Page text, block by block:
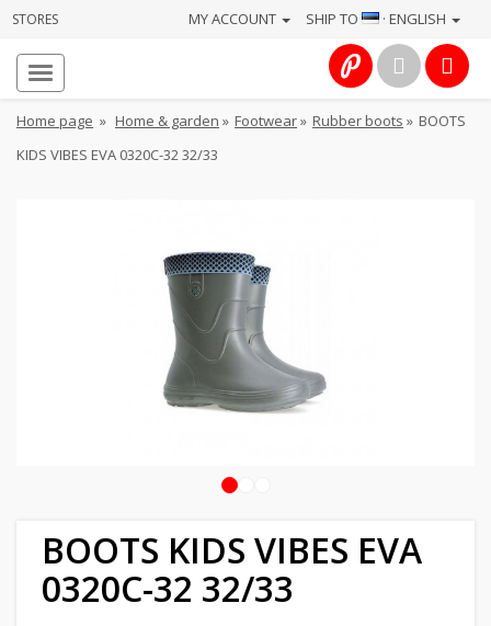
STORES SHIP TO · ENGLISH
MY ACCOUNT
Home page » Home & garden » Footwear» Rubber boots » BOOTS
KIDS VIBES EVA 0320C-32 32/33
1
BOOTS KIDS VIBES EVA
0320C-32 32/33
About
us
garden